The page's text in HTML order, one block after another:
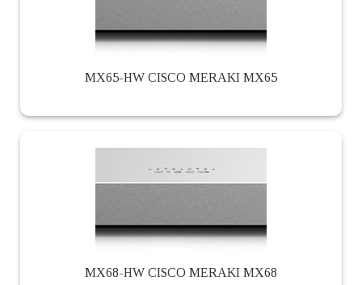
MX65-HW CISCO MERAKI MX65
MX68-HW CISCO MERAKI MX68